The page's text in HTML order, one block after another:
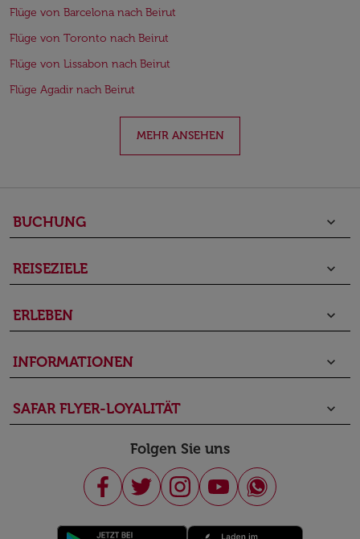
Flüge von Barcelona nach Beirut
Flüge von Toronto nach Beirut
Flüge von Lissabon nach Beirut
Flüge Agadir nach Beirut
MEHR ANSEHEN
BUCHUNG keyboard_arrow_down
REISEZIELE keyboard_arrow_down
ERLEBEN keyboard_arrow_down
INFORMATIONEN keyboard_arrow_down
SAFAR FLYER-LOYALITÄT keyboard_arrow_down
Folgen Sie uns